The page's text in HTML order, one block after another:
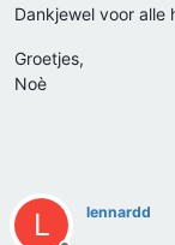
Dankjewel voor alle
Groetjes,
Noè
L lennardd